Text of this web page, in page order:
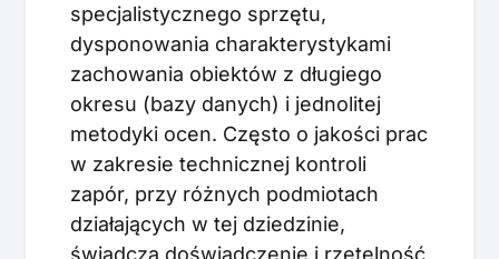
specjalistycznego sprzętu,
dysponowania charakterystykami
zachowania obiektów z długiego
okresu (bazy danych) i jednolitej
metodyki ocen. Często o jakości prac
w zakresie technicznej kontroli
zapór, przy różnych podmiotach
działających w tej dziedzinie,
świadczą doświadczenie i rzetelność